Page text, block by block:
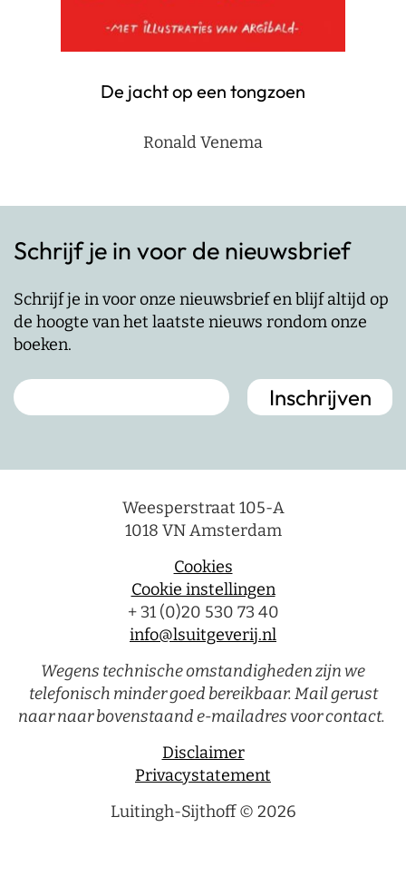
De jacht op een tongzoen
Ronald Venema
Schrijf je in voor de nieuwsbrief
Schrijf je in voor onze nieuwsbrief en blijf altijd op
de hoogte van het laatste nieuws rondom onze
boeken.
Weesperstraat 105-A
1018 VN Amsterdam
Cookies
Cookie instellingen
+ 31 (0)20 530 73 40
info@lsuitgeverij.nl
Wegens technische omstandigheden zijn we
telefonisch minder goed bereikbaar. Mail gerust
naar naar bovenstaand e-mailadres voor contact.
Disclaimer
Privacystatement
Luitingh-Sijthoff © 2026